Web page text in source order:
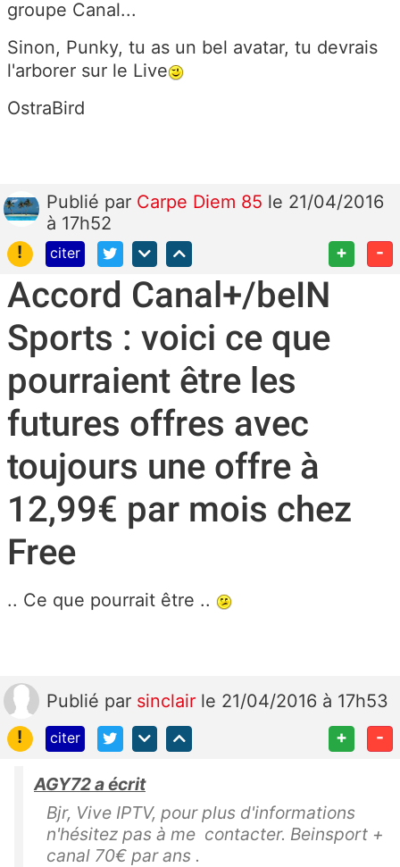
groupe Canal...
Sinon, Punky, tu as un bel avatar, tu devrais
l'arborer sur le Live
OstraBird
Publié par Carpe Diem 85 le 21/04/2016
à 17h52
!
citer + -
Accord Canal+/beIN
Sports : voici ce que
pourraient être les
futures offres avec
toujours une offre à
12,99€ par mois chez
Free
.. Ce que pourrait être ..
Publié par sinclair le 21/04/2016 à 17h53
!
citer + -
AGY72 a écrit
Bjr, Vive IPTV, pour plus d'informations
n'hésitez pas à me contacter. Beinsport +
canal 70€ par ans .